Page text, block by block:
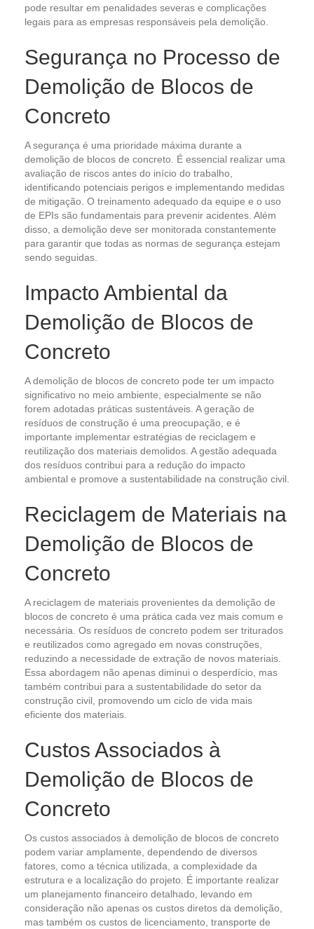
pode resultar em penalidades severas e complicações
legais para as empresas responsáveis pela demolição.
Segurança no Processo de
Demolição de Blocos de
Concreto
A segurança é uma prioridade máxima durante a
demolição de blocos de concreto. É essencial realizar uma
avaliação de riscos antes do início do trabalho,
identificando potenciais perigos e implementando medidas
de mitigação. O treinamento adequado da equipe e o uso
de EPIs são fundamentais para prevenir acidentes. Além
disso, a demolição deve ser monitorada constantemente
para garantir que todas as normas de segurança estejam
sendo seguidas.
Impacto Ambiental da
Demolição de Blocos de
Concreto
A demolição de blocos de concreto pode ter um impacto
significativo no meio ambiente, especialmente se não
forem adotadas práticas sustentáveis. A geração de
resíduos de construção é uma preocupação, e é
importante implementar estratégias de reciclagem e
reutilização dos materiais demolidos. A gestão adequada
dos resíduos contribui para a redução do impacto
ambiental e promove a sustentabilidade na construção civil.
Reciclagem de Materiais na
Demolição de Blocos de
Concreto
A reciclagem de materiais provenientes da demolição de
blocos de concreto é uma prática cada vez mais comum e
necessária. Os resíduos de concreto podem ser triturados
e reutilizados como agregado em novas construções,
reduzindo a necessidade de extração de novos materiais.
Essa abordagem não apenas diminui o desperdício, mas
também contribui para a sustentabilidade do setor da
construção civil, promovendo um ciclo de vida mais
eficiente dos materiais.
Custos Associados à
Demolição de Blocos de
Concreto
Os custos associados à demolição de blocos de concreto
podem variar amplamente, dependendo de diversos
fatores, como a técnica utilizada, a complexidade da
estrutura e a localização do projeto. É importante realizar
um planejamento financeiro detalhado, levando em
consideração não apenas os custos diretos da demolição,
mas também os custos de licenciamento, transporte de